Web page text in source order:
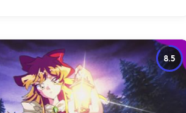
8.5